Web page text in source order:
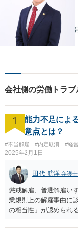
会社側の労働トラ
1
能力不足によ
意点とは？
#不当解雇 #内定取消 #経
2025年2月1日
田代 航洋 弁護士
懲戒解雇、普通解雇い
業規則上の解雇事由に
の相当性」が認められ
れます。 日本の労働法